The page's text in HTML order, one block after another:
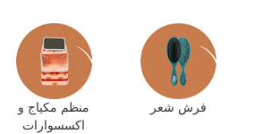
فرش شعر
منظم مكياج و
اكسسوارات